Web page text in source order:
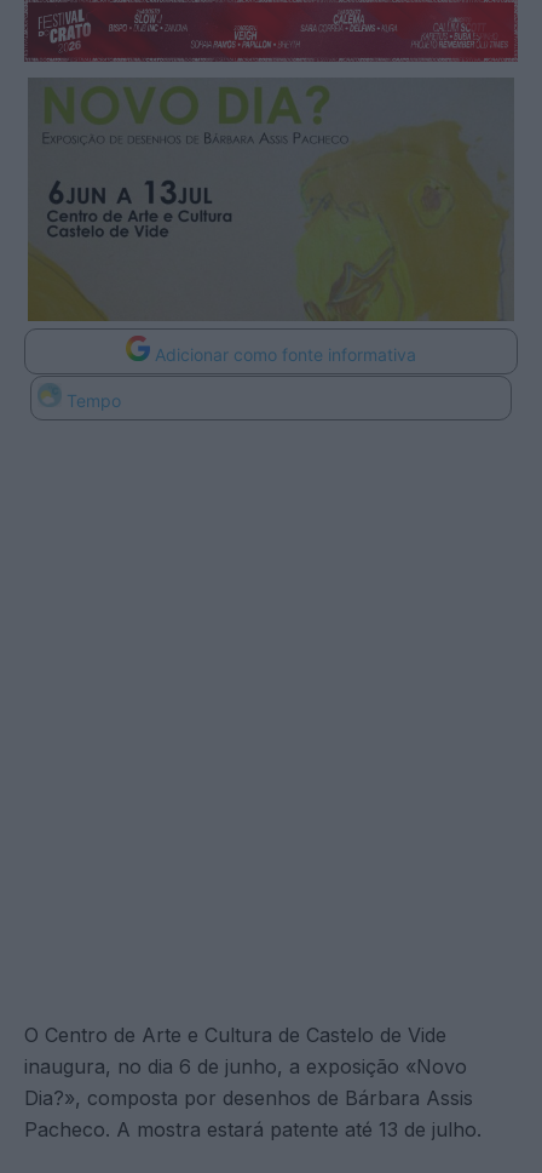
Adicionar como fonte informativa
Tempo
O Centro de Arte e Cultura de Castelo de Vide
inaugura, no dia 6 de junho, a exposição «Novo
Dia?», composta por desenhos de Bárbara Assis
Pacheco. A mostra estará patente até 13 de julho.